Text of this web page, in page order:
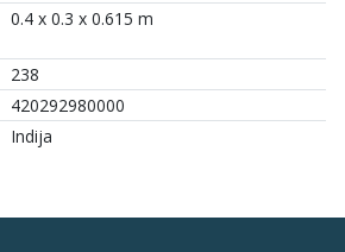
0.4 x 0.3 x 0.615 m
238
420292980000
Indija